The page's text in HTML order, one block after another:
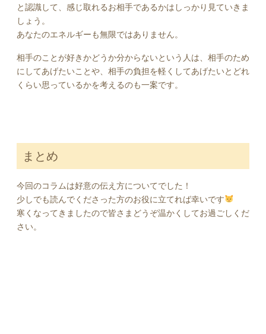
と認識して、感じ取れるお相手であるかはしっかり見ていきま
しょう。
あなたのエネルギーも無限ではありません。
相手のことが好きかどうか分からないという人は、相手のため
にしてあげたいことや、相手の負担を軽くしてあげたいとどれ
くらい思っているかを考えるのも一案です。
まとめ
今回のコラムは好意の伝え方についてでした！
少しでも読んでくださった方のお役に立てれば幸いです
寒くなってきましたので皆さまどうぞ温かくしてお過ごしくだ
さい。